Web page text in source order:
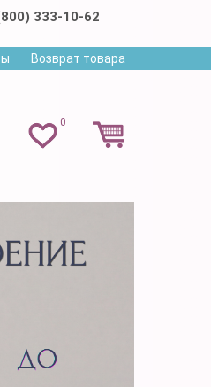
333-10-62
Возврат товара
0